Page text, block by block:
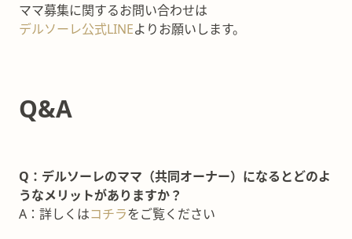
ママ募集に関するお問い合わせは
デルソーレ公式LINEよりお願いします。
Q&A
Q：デルソーレのママ（共同オーナー）になるとどのよ
うなメリットがありますか？
A：詳しくはコチラをご覧ください